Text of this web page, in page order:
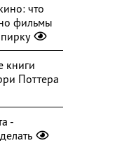
что
фильмы
книги
Поттера
-